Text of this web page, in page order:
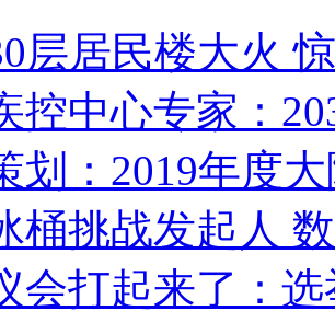
层居民楼大火
控中心专家：
划：2019年度
桶挑战发起人
会打起来了：